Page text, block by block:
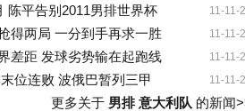
11-11-
陈平告别2011男排世界杯
11-11-
得两局 一分到手再求一胜
11-11-
差距 发球劣势输在起跑线
11-11-
位连败 波俄巴暂列三甲
更多关于 男排 意大利队 的新闻